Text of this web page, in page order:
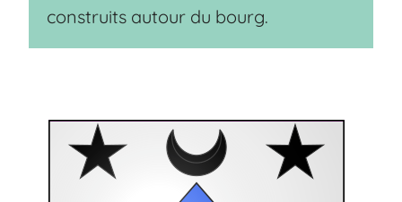
construits autour du bourg.